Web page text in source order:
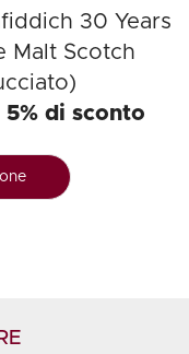
30 Years
Malt Scotch
5% di sconto